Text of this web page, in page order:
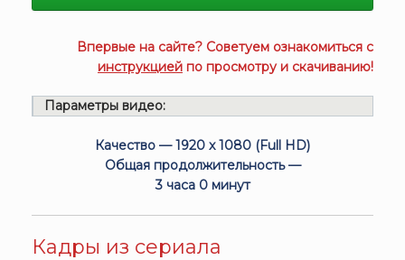
Впервые на сайте? Советуем ознакомиться с
инструкцией по просмотру и скачиванию!
Параметры видео:
Качество — 1920 x 1080 (Full HD)
Общая продолжительность —
3 часа 0 минут
Кадры из сериала